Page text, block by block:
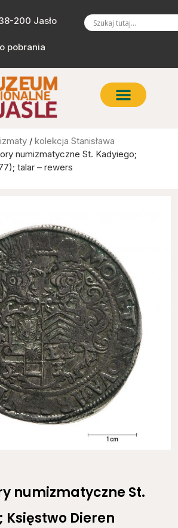
200 Jasło
pobrania
/ kolekcja Stanisława
numizmatyczne St. Kadyiego;
talar – rewers
numizmatyczne St.
Księstwo Dieren